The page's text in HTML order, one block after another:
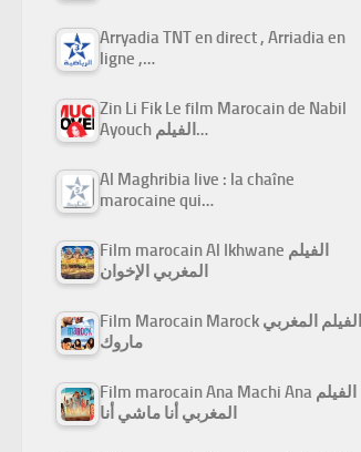
Arryadia TNT en direct , Arriadia en
ligne ,…
Zin Li Fik Le film Marocain de Nabil
Ayouch الفيلم…
Al Maghribia live : la chaîne
marocaine qui…
Film marocain Al Ikhwane الفيلم
المغربي الإخوان
Film Marocain Marock الفيلم المغربي
ماروك
Film marocain Ana Machi Ana الفيلم
المغربي أنا ماشي أنا